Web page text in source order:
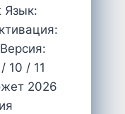
Язык:
10 / 11
2026